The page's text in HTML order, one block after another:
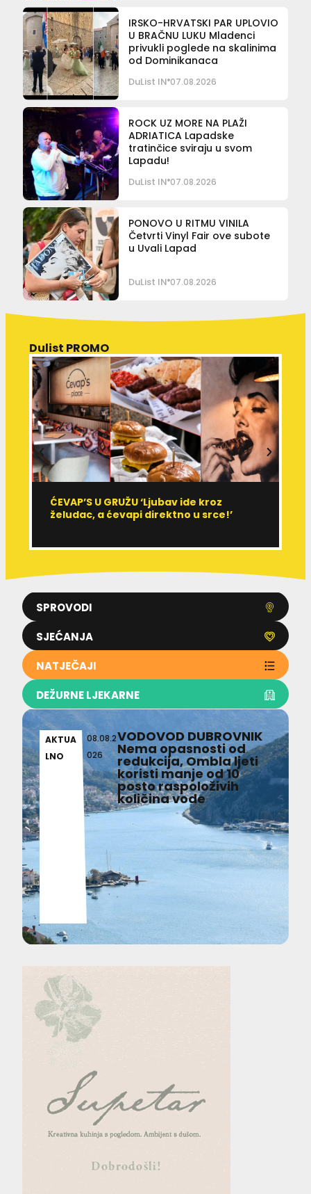
IRSKO-HRVATSKI PAR UPLOVIO
U BRAČNU LUKU Mladenci
privukli poglede na skalinima
od Dominikanaca
DuList IN 07.08.2026
ROCK UZ MORE NA PLAŽI
ADRIATICA Lapadske
tratinčice sviraju u svom
Lapadu!
DuList IN 07.08.2026
PONOVO U RITMU VINILA
Četvrti Vinyl Fair ove subote
u Uvali Lapad
DuList IN 07.08.2026
SPROVODI
SJEĆANJA
NATJEČAJI
DEŽURNE LJEKARNE
Dulist PROMO
ĆEVAP’S U GRUŽU ‘Ljubav ide kroz
želudac, a ćevapi direktno u srce!’
AKTUA
LNO
08.08.2
026
VODOVOD DUBROVNIK
Nema opasnosti od
redukcija, Ombla ljeti
koristi manje od 10
posto raspoloživih
količina vode